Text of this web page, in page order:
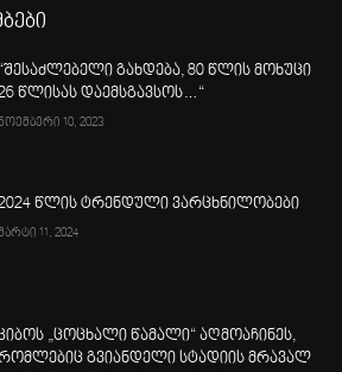
“შესაძლებელი გახდება, 80 წლის მოხუცი
წლისას დაემსგავსოს…“
10, 2023
წლის ტრენდული ვარცხნილობები
11, 2024
„ცოცხალი წამალი“ აღმოაჩინეს,
გვიანდელი სტადიის მრავალ